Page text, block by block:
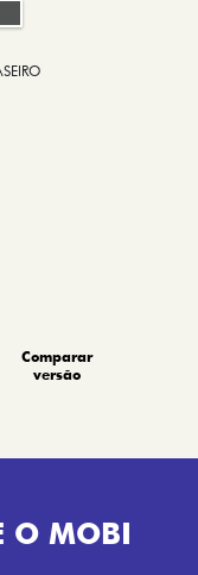
Comparar
versão
O MOBI